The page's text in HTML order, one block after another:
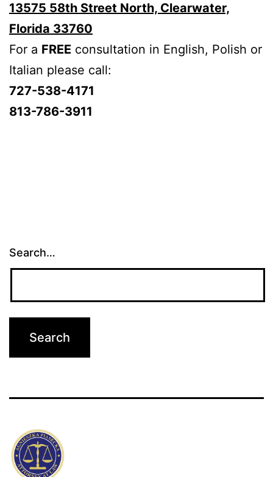
13575 58th Street North, Clearwater,
Florida 33760
For a FREE consultation in English, Polish or
Italian please call:
727-538-4171
813-786-3911
Search…